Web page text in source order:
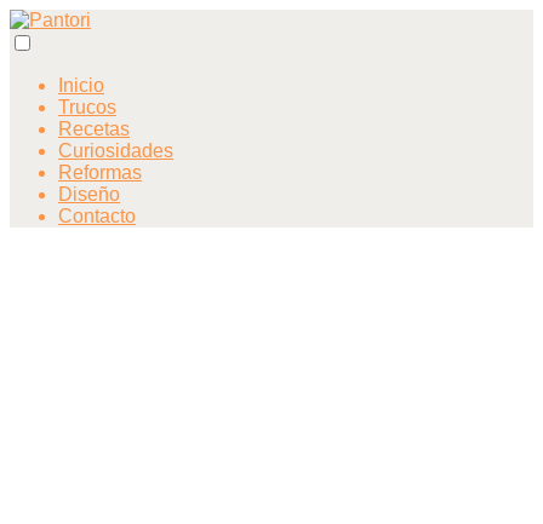
Inicio
Trucos
Recetas
Curiosidades
Reformas
Diseño
Contacto